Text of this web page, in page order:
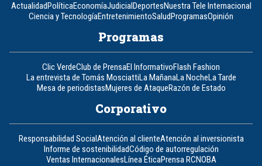
ActualidadPolíticaEconomíaJudicialDeportesNuestra Tele Internacional
Ciencia y TecnologíaEntretenimientoSaludProgramasOpinión
Programas
Clic VerdeClub de PrensaEl InformativoFlash Fashion
La entrevista de Tomás MosciattiLa MañanaLa NocheLa Tarde
Mesa de periodistasMujeres de AtaqueRazón de Estado
Corporativo
Responsabilidad SocialAtención al clienteAtención al inversionista
Informe de sostenibilidadCódigo de autorregulación
Ventas InternacionalesLínea ÉticaPrensa RCNOBA